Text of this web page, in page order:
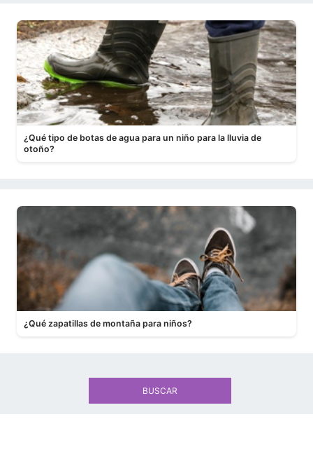
¿Qué tipo de botas de agua para un niño para la lluvia de
otoño?
¿Qué zapatillas de montaña para niños?
BUSCAR